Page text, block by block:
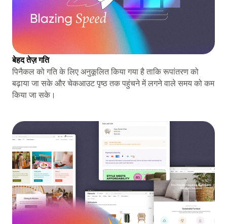
बेहद तेज़ गति
पिनैकल को गति के लिए अनुकूलित किया गया है ताकि रूपांतरण को
बढ़ाया जा सके और चेकआउट पृष्ठ तक पहुंचने में लगने वाले समय को कम
किया जा सके।